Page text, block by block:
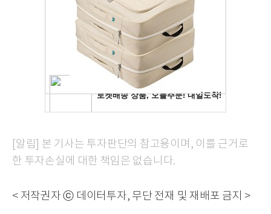
[알림] 본 기사는 투자판단의 참고용이며, 이를 근거로
한 투자손실에 대한 책임은 없습니다.
< 저작권자 ⓒ 데이터투자, 무단 전재 및 재배포 금지 >